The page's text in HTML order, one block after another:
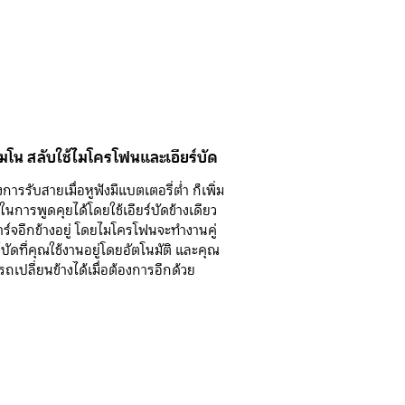
โน สลับใช้ไมโครโฟนและเอียร์บัด
ารรับสายเมื่อหูฟังมีแบตเตอรี่ต่ำ ก็เพิ่ม
ในการพูดคุยได้โดยใช้เอียร์บัดข้างเดียว
จอีกข้างอยู่ โดยไมโครโฟนจะทำงานคู่
ดที่คุณใช้งานอยู่โดยอัตโนมัติ และคุณ
ถเปลี่ยนข้างได้เมื่อต้องการอีกด้วย